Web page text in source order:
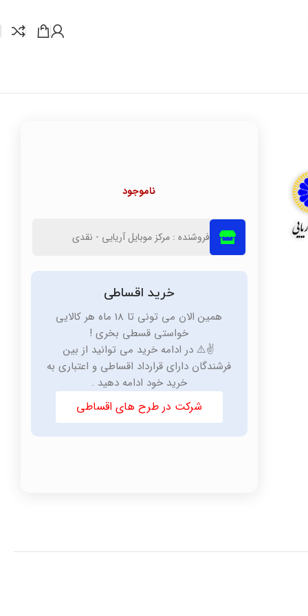
ناموجود
فروشنده : مرکز موبایل آریایی - نقدی
خرید اقساطی
همین الان می تونی تا 18 ماه هر کالایی
خواستی قسطی بخری !
✌️⚠️ در ادامه خرید می توانید از بین
فرشندگان دارای قرارداد اقساطی و اعتباری به
خرید خود ادامه دهید .
شرکت در طرح های اقساطی